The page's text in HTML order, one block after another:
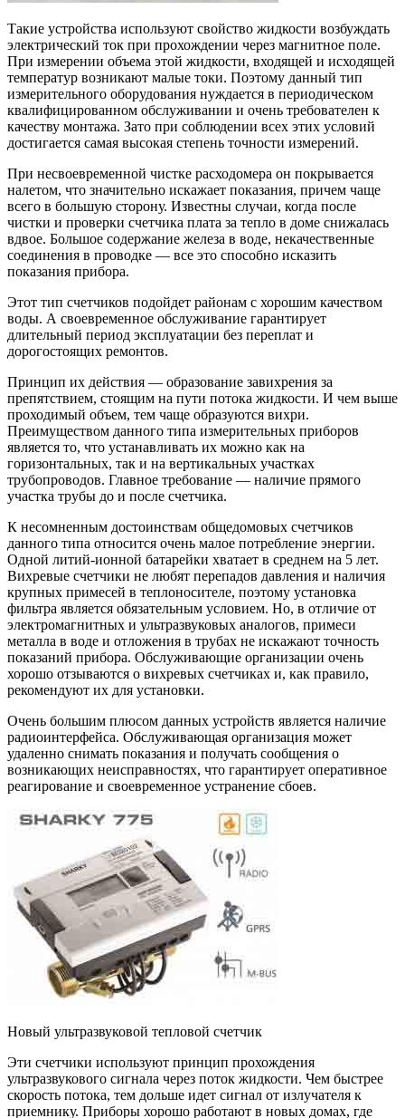
Такие устройства используют свойство жидкости возбуждать
электрический ток при прохождении через магнитное поле.
При измерении объема этой жидкости, входящей и исходящей
температур возникают малые токи. Поэтому данный тип
измерительного оборудования нуждается в периодическом
квалифицированном обслуживании и очень требователен к
качеству монтажа. Зато при соблюдении всех этих условий
достигается самая высокая степень точности измерений.
При несвоевременной чистке расходомера он покрывается
налетом, что значительно искажает показания, причем чаще
всего в большую сторону. Известны случаи, когда после
чистки и проверки счетчика плата за тепло в доме снижалась
вдвое. Большое содержание железа в воде, некачественные
соединения в проводке — все это способно исказить
показания прибора.
Этот тип счетчиков подойдет районам с хорошим качеством
воды. А своевременное обслуживание гарантирует
длительный период эксплуатации без переплат и
дорогостоящих ремонтов.
Принцип их действия — образование завихрения за
препятствием, стоящим на пути потока жидкости. И чем выше
проходимый объем, тем чаще образуются вихри.
Преимуществом данного типа измерительных приборов
является то, что устанавливать их можно как на
горизонтальных, так и на вертикальных участках
трубопроводов. Главное требование — наличие прямого
участка трубы до и после счетчика.
К несомненным достоинствам общедомовых счетчиков
данного типа относится очень малое потребление энергии.
Одной литий-ионной батарейки хватает в среднем на 5 лет.
Вихревые счетчики не любят перепадов давления и наличия
крупных примесей в теплоносителе, поэтому установка
фильтра является обязательным условием. Но, в отличие от
электромагнитных и ультразвуковых аналогов, примеси
металла в воде и отложения в трубах не искажают точность
показаний прибора. Обслуживающие организации очень
хорошо отзываются о вихревых счетчиках и, как правило,
рекомендуют их для установки.
Очень большим плюсом данных устройств является наличие
радиоинтерфейса. Обслуживающая организация может
удаленно снимать показания и получать сообщения о
возникающих неисправностях, что гарантирует оперативное
реагирование и своевременное устранение сбоев.
Новый ультразвуковой тепловой счетчик
Эти счетчики используют принцип прохождения
ультразвукового сигнала через поток жидкости. Чем быстрее
скорость потока, тем дольше идет сигнал от излучателя к
приемнику. Приборы хорошо работают в новых домах, где